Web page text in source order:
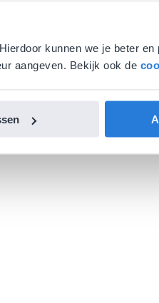
kunnen we je beter
aangeven. Bekijk ook de